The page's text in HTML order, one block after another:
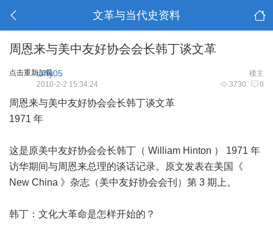
文革与当代史资料
周恩来与美中友好协会会长韩丁谈文革
点击重新加载 楼主
tuffy05
3730 0
2010-2-2 15:34:24
周恩来与美中友好协会会长韩丁谈文革
1971 年
这是原美中友好协会会长韩丁（ William Hinton ） 1971 年
访华期间与周恩来总理的谈话记录。原文发表在美国《
New China 》杂志（美中友好协会会刊）第 3 期上。
韩丁：文化大革命是怎样开始的？